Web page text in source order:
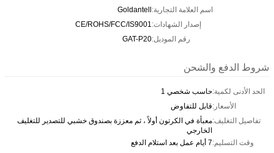
اسم العلامة التجارية:Goldantell
إصدار الشهادات:CE/ROHS/FCC/IS9001
رقم الموديل:GAT-P20
شروط الدفع والشحن
الحد الأدنى لكمية:حاسب شخصي 1
الأسعار:قابل للتفاوض
تفاصيل التغليف:معبأة في الكرتون أولاً ، ثم معززة بصندوق خشبي للتصدير للتغليف
الخارجي
وقت التسليم:7 أيام عمل بعد استلام الدفع